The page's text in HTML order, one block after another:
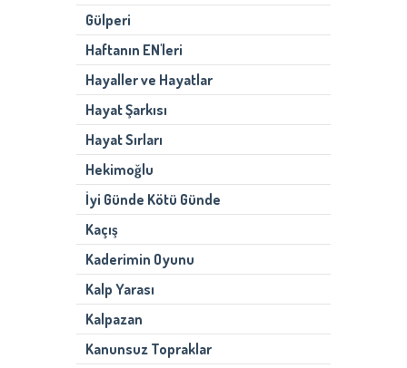
Gülperi
Haftanın EN'leri
Hayaller ve Hayatlar
Hayat Şarkısı
Hayat Sırları
Hekimoğlu
İyi Günde Kötü Günde
Kaçış
Kaderimin Oyunu
Kalp Yarası
Kalpazan
Kanunsuz Topraklar